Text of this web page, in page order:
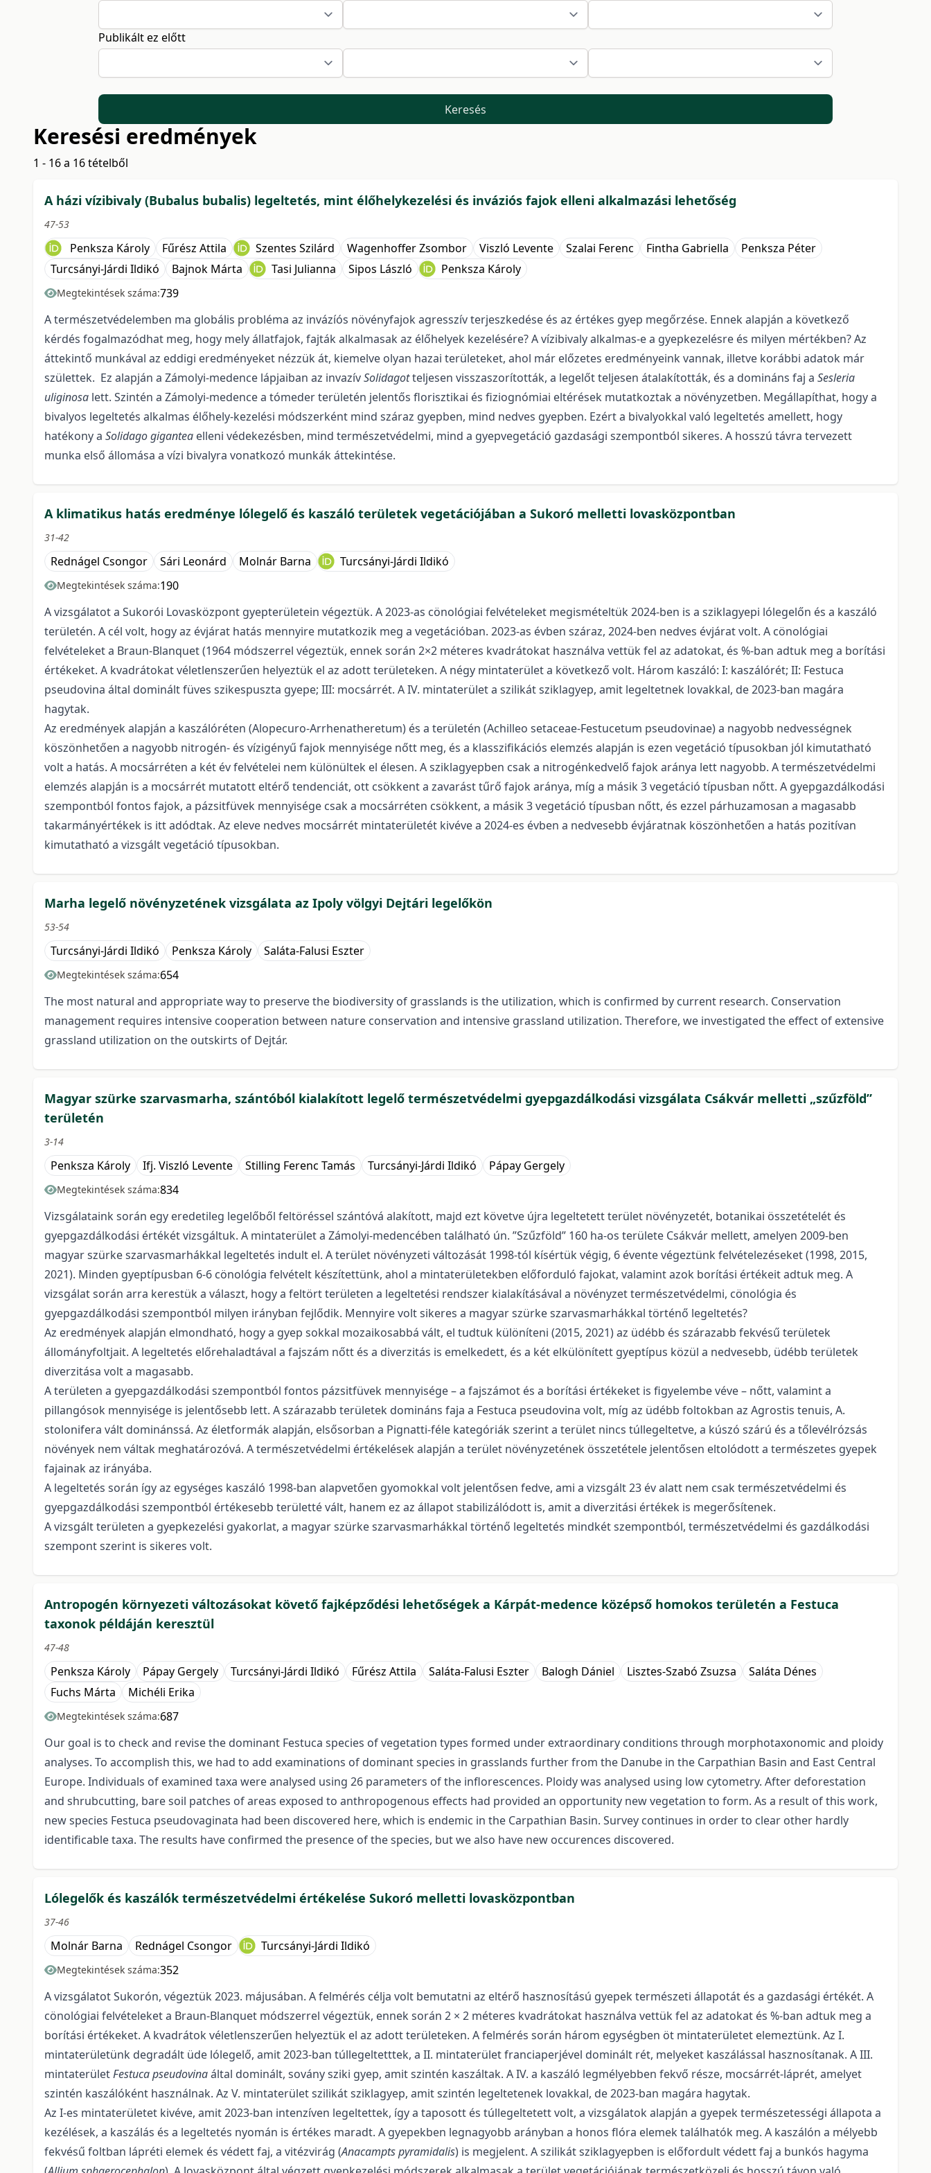
Publikált ez előtt
Keresés
Keresési eredmények
1 - 16 a 16 tételből
A házi vízibivaly (Bubalus bubalis) legeltetés, mint élőhelykezelési és inváziós fajok elleni alkalmazási lehetőség
47-53
Penksza Károly Fűrész Attila Szentes Szilárd Wagenhoffer Zsombor Viszló Levente Szalai Ferenc Fintha Gabriella
Penksza Péter
Turcsányi-Járdi Ildikó
Bajnok Márta Tasi Julianna Sipos László Penksza Károly
Megtekintések száma:739
A természetvédelemben ma globális probléma az invázíós növényfajok agresszív terjeszkedése és az értékes gyep megőrzése. Ennek alapján a következő
kérdés fogalmazódhat meg, hogy mely állatfajok, fajták alkalmasak az élőhelyek kezelésére? A vízibivaly alkalmas-e a gyepkezelésre és milyen mértékben? Az
áttekintő munkával az eddigi eredményeket nézzük át, kiemelve olyan hazai területeket, ahol már előzetes eredményeink vannak, illetve korábbi adatok már
születtek. Ez alapján a Zámolyi-medence lápjaiban az invazívSolidagotteljesen visszaszorították, a legelőt teljesen átalakították, és a domináns faj a Sesleria
uliginosa lett. Szintén a Zámolyi-medence a tómeder területén jelentős florisztikai és fiziognómiai eltérések mutatkoztak a növényzetben. Megállapíthat, hogy a
bivalyos legeltetés alkalmas élőhely-kezelési módszerként mind száraz gyepben, mind nedves gyepben. Ezért a bivalyokkal való legeltetés amellett, hogy
hatékony a Solidago gigantea elleni védekezésben, mind természetvédelmi, mind a gyepvegetáció gazdasági szempontból sikeres. A hosszú távra tervezett
munka első állomása a vízi bivalyra vonatkozó munkák áttekintése.
A klimatikus hatás eredménye lólegelő és kaszáló területek vegetációjában a Sukoró melletti lovasközpontban
31-42
Rednágel Csongor Sári Leonárd Molnár Barna Turcsányi-Járdi Ildikó
Megtekintések száma:190
A vizsgálatot a Sukorói Lovasközpont gyepterületein végeztük. A 2023-as cönológiai felvételeket megismételtük 2024-ben is a sziklagyepi lólegelőn és a kaszáló
területén. A cél volt, hogy az évjárat hatás mennyire mutatkozik meg a vegetációban. 2023-as évben száraz, 2024-ben nedves évjárat volt. A cönológiai
felvételeket a Braun-Blanquet (1964 módszerrel végeztük, ennek során 2×2 méteres kvadrátokat használva vettük fel az adatokat, és %-ban adtuk meg a borítási
értékeket. A kvadrátokat véletlenszerűen helyeztük el az adott területeken. A négy mintaterület a következő volt. Három kaszáló: I: kaszálórét; II: Festuca
pseudovina által dominált füves szikespuszta gyepe; III: mocsárrét. A IV. mintaterület a szilikát sziklagyep, amit legeltetnek lovakkal, de 2023-ban magára
hagytak.
Az eredmények alapján a kaszálóréten (Alopecuro-Arrhenatheretum) és a területén (Achilleo setaceae-Festucetum pseudovinae) a nagyobb nedvességnek
köszönhetően a nagyobb nitrogén- és vízigényű fajok mennyisége nőtt meg, és a klasszifikációs elemzés alapján is ezen vegetáció típusokban jól kimutatható
volt a hatás. A mocsárréten a két év felvételei nem különültek el élesen. A sziklagyepben csak a nitrogénkedvelő fajok aránya lett nagyobb. A természetvédelmi
elemzés alapján is a mocsárrét mutatott eltérő tendenciát, ott csökkent a zavarást tűrő fajok aránya, míg a másik 3 vegetáció típusban nőtt. A gyepgazdálkodási
szempontból fontos fajok, a pázsitfüvek mennyisége csak a mocsárréten csökkent, a másik 3 vegetáció típusban nőtt, és ezzel párhuzamosan a magasabb
takarmányértékek is itt adódtak. Az eleve nedves mocsárrét mintaterületét kivéve a 2024-es évben a nedvesebb évjáratnak köszönhetően a hatás pozitívan
kimutatható a vizsgált vegetáció típusokban.
Marha legelő növényzetének vizsgálata az Ipoly völgyi Dejtári legelőkön
53-54
Turcsányi-Járdi Ildikó Penksza Károly Saláta-Falusi Eszter
Megtekintések száma:654
The most natural and appropriate way to preserve the biodiversity of grasslands is the utilization, which is confirmed by current research. Conservation
management requires intensive cooperation between nature conservation and intensive grassland utilization. Therefore, we investigated the effect of extensive
grassland utilization on the outskirts of Dejtár.
Magyar szürke szarvasmarha, szántóból kialakított legelő természetvédelmi gyepgazdálkodási vizsgálata Csákvár melletti „szűzföld”
területén
3-14
Penksza Károly Ifj. Viszló Levente Stilling Ferenc Tamás Turcsányi-Járdi Ildikó Pápay Gergely
Megtekintések száma:834
Vizsgálataink során egy eredetileg legelőből feltöréssel szántóvá alakított, majd ezt követve újra legeltetett terület növényzetét, botanikai összetételét és
gyepgazdálkodási értékét vizsgáltuk. A mintaterület a Zámolyi-medencében található ún. ”Szűzföld” 160 ha-os területe Csákvár mellett, amelyen 2009-ben
magyar szürke szarvasmarhákkal legeltetés indult el. A terület növényzeti változását 1998-tól kísértük végig, 6 évente végeztünk felvételezéseket (1998, 2015,
2021). Minden gyeptípusban 6-6 cönológia felvételt készítettünk, ahol a mintaterületekben előforduló fajokat, valamint azok borítási értékeit adtuk meg. A
vizsgálat során arra kerestük a választ, hogy a feltört területen a legeltetési rendszer kialakításával a növényzet természetvédelmi, cönológia és
gyepgazdálkodási szempontból milyen irányban fejlődik. Mennyire volt sikeres a magyar szürke szarvasmarhákkal történő legeltetés?
Az eredmények alapján elmondható, hogy a gyep sokkal mozaikosabbá vált, el tudtuk különíteni (2015, 2021) az üdébb és szárazabb fekvésű területek
állományfoltjait. A legeltetés előrehaladtával a fajszám nőtt és a diverzitás is emelkedett, és a két elkülönített gyeptípus közül a nedvesebb, üdébb területek
diverzitása volt a magasabb.
A területen a gyepgazdálkodási szempontból fontos pázsitfüvek mennyisége – a fajszámot és a borítási értékeket is figyelembe véve – nőtt, valamint a
pillangósok mennyisége is jelentősebb lett. A szárazabb területek domináns faja a Festuca pseudovina volt, míg az üdébb foltokban az Agrostis tenuis, A.
stolonifera vált dominánssá. Az életformák alapján, elsősorban a Pignatti-féle kategóriák szerint a terület nincs túllegeltetve, a kúszó szárú és a tőlevélrózsás
növények nem váltak meghatározóvá. A természetvédelmi értékelések alapján a terület növényzetének összetétele jelentősen eltolódott a természetes gyepek
fajainak az irányába.
A legeltetés során így az egységes kaszáló 1998-ban alapvetően gyomokkal volt jelentősen fedve, ami a vizsgált 23 év alatt nem csak természetvédelmi és
gyepgazdálkodási szempontból értékesebb területté vált, hanem ez az állapot stabilizálódott is, amit a diverzitási értékek is megerősítenek.
A vizsgált területen a gyepkezelési gyakorlat, a magyar szürke szarvasmarhákkal történő legeltetés mindkét szempontból, természetvédelmi és gazdálkodási
szempont szerint is sikeres volt.
Antropogén környezeti változásokat követő fajképződési lehetőségek a Kárpát-medence középső homokos területén a Festuca
taxonok példáján keresztül
47-48
Penksza Károly Pápay Gergely Turcsányi-Járdi Ildikó Fűrész Attila Saláta-Falusi Eszter Balogh Dániel Lisztes-Szabó Zsuzsa
Saláta Dénes
Fuchs Márta
Michéli Erika
Megtekintések száma:687
Our goal is to check and revise the dominant Festuca species of vegetation types formed under extraordinary conditions through morphotaxonomic and ploidy
analyses. To accomplish this, we had to add examinations of dominant species in grasslands further from the Danube in the Carpathian Basin and East Central
Europe. Individuals of examined taxa were analysed using 26 parameters of the inflorescences. Ploidy was analysed using low cytometry. After deforestation
and shrubcutting, bare soil patches of areas exposed to anthropogenous effects had provided an opportunity new vegetation to form. As a result of this work,
new species Festuca pseudovaginata had been discovered here, which is endemic in the Carpathian Basin. Survey continues in order to clear other hardly
identificable taxa. The results have confirmed the presence of the species, but we also have new occurences discovered.
Lólegelők és kaszálók természetvédelmi értékelése Sukoró melletti lovasközpontban
37-46
Molnár Barna Rednágel Csongor Turcsányi-Járdi Ildikó
Megtekintések száma:352
A vizsgálatot Sukorón, végeztük 2023. májusában. A felmérés célja volt bemutatni az eltérő hasznosítású gyepek természeti állapotát és a gazdasági értékét. A
cönológiai felvételeket a Braun-Blanquet módszerrel végeztük, ennek során 2 × 2 méteres kvadrátokat használva vettük fel az adatokat és %-ban adtuk meg a
borítási értékeket. A kvadrátok véletlenszerűen helyeztük el az adott területeken. A felmérés során három egységben öt mintaterületet elemeztünk. Az I.
mintaterületünk degradált üde lólegelő, amit 2023-ban túllegeltetttek, a II. mintaterület franciaperjével dominált rét, melyeket kaszálással hasznosítanak. A III.
mintaterületFestuca pseudovinaáltal dominált, sovány sziki gyep, amit szintén kaszáltak. A IV. a kaszáló legmélyebben fekvő része, mocsárrét-láprét, amelyet
szintén kaszálóként használnak. Az V. mintaterület szilikát sziklagyep, amit szintén legeltetenek lovakkal, de 2023-ban magára hagytak.
Az I-es mintaterületet kivéve, amit 2023-ban intenzíven legeltettek, így a taposott és túllegeltetett volt, a vizsgálatok alapján a gyepek természetességi állapota a
kezélések, a kaszálás és a legeltetés nyomán is értékes maradt. A gyepekben legnagyobb arányban a honos flóra elemek találhatók meg. A kaszálón a mélyebb
fekvésű foltban lápréti elemek és védett faj, a vitézvirág (Anacampts pyramidalis) is megjelent. A szilikát sziklagyepben is előfordult védett faj a bunkós hagyma